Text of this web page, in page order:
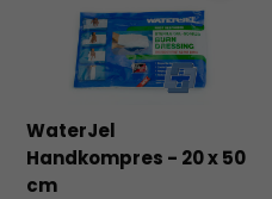
WaterJel
Handkompres - 20 x 50
cm